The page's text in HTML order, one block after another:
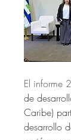
El informe
de
Caribe)
desarrollo